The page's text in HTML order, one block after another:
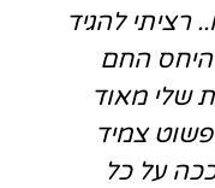
רציתי להגיד
היחס החם
שלי מאוד
צמיד
על כל